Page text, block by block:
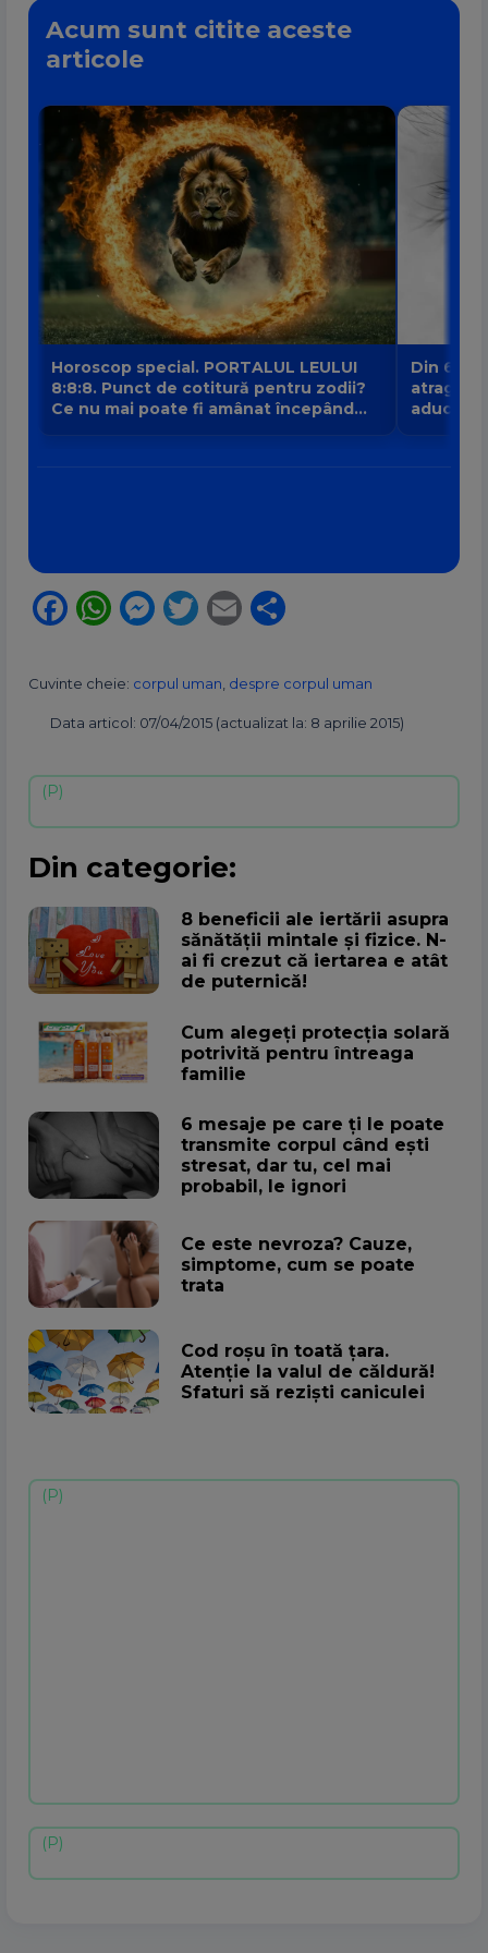
Acum sunt citite aceste
articole
Horoscop special. PORTALUL LEULUI
8:8:8. Punct de cotitură pentru zodii?
Ce nu mai poate fi amânat începând
Din 6
atrage
aduce
Facebook
WhatsApp
Messenger
Twitter
Email
Cuvinte cheie: corpul uman despre corpul uman
Data articol: 07/04/2015 (actualizat la: 8 aprilie 2015)
Din categorie:
8 beneficii ale iertării asupra
sănătății mintale și fizice. N-
ai fi crezut că iertarea e atât
de puternică!
Cum alegeţi protecţia solară
potrivită pentru întreaga
familie
6 mesaje pe care ți le poate
transmite corpul când ești
stresat, dar tu, cel mai
probabil, le ignori
Ce este nevroza? Cauze,
simptome, cum se poate
trata
Cod roșu în toată țara.
Atenţie la valul de căldură!
Sfaturi să rezişti caniculei